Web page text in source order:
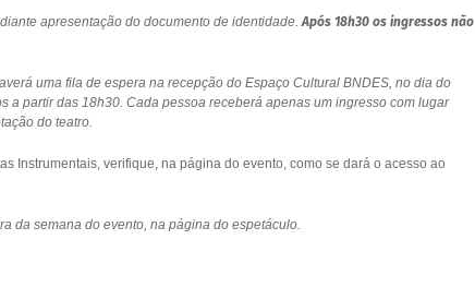
apresentação do documento de identidade.Após 18h30 os ingressos não
uma fila de espera na recepção do Espaço Cultural BNDES, no dia do
partir das 18h30. Cada pessoa receberá apenas um ingresso com lugar
do teatro.
Instrumentais, verifique, na página do evento, como se dará o acesso ao
da semana do evento, na página do espetáculo.